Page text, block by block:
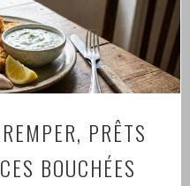
PRÊTS
BOUCHÉES